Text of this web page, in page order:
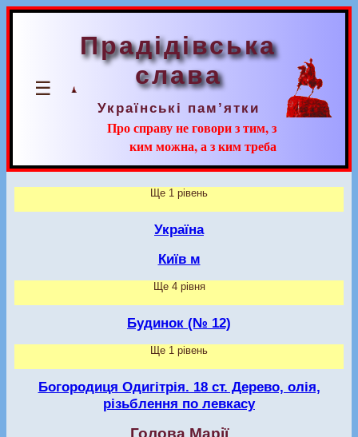
☰
Прадідівська
слава
Українські пам’ятки
Про справу не говори з тим, з
ким можна, а з ким треба
Ще 1 рівень
Україна
Київ м
Ще 4 рівня
Будинок (№ 12)
Ще 1 рівень
Богородиця Одигітрія. 18 ст. Дерево, олія,
різьблення по левкасу